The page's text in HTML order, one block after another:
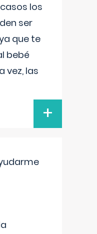
los
ser
que te
bebé
vez, las
+